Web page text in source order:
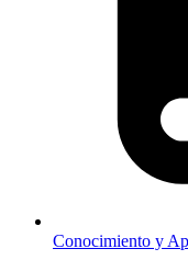
Conocimiento y